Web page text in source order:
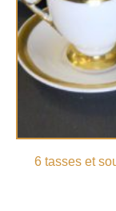
6 tasses et